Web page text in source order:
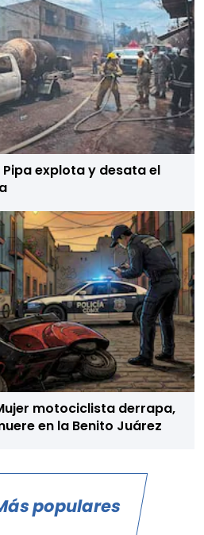
Pipa explota y desata el
motociclista derrapa,
en la Benito Juárez
populares